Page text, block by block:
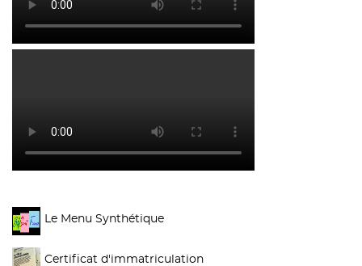
Le Menu Synthétique
Certificat d'immatriculation